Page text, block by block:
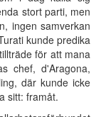
stort parti, men
ingen samverkan
kunde predika
för att mana
chef, d'Aragona,
där kunde icke
sitt: framåt.